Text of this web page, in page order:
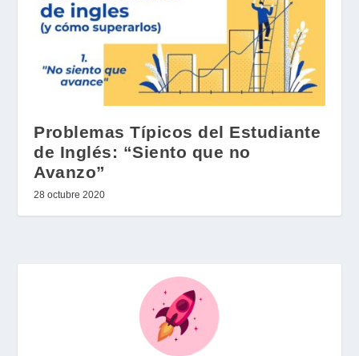
Problemas Típicos del Estudiante
de Inglés: “Siento que no
Avanzo”
28 octubre 2020